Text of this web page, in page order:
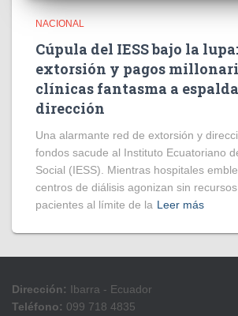
NACIONAL
Cúpula del IESS bajo la
extorsión y pagos
clínicas fantasma a
dirección
​Una alarmante red de extorsión y
fondos sacude al Instituto Ecuatoriano
Social (IESS). Mientras hospitales
centros de diálisis agonizan sin
pacientes al límite de la Leer más
Dirección: Ibarra - Ecuador
Teléfono: 099 718 4835